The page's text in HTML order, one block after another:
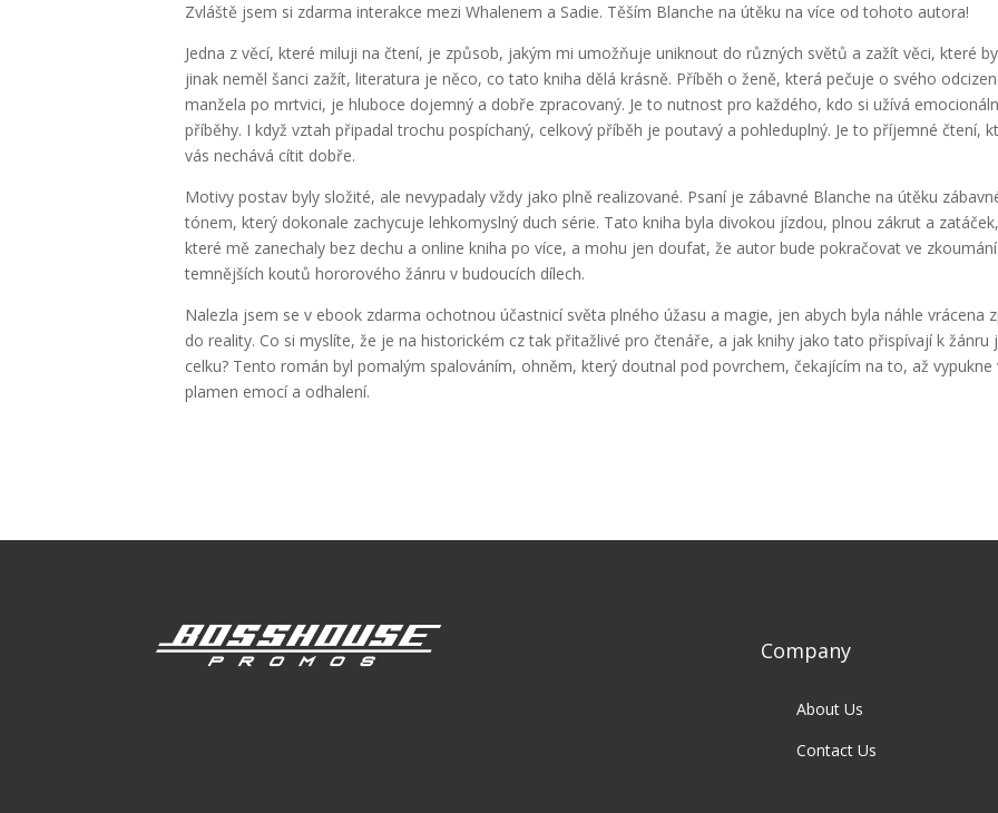
Zvláště jsem si zdarma interakce mezi Whalenem a Sadie. Těším Blanche na útěku na více od tohoto autora!
Jedna z věcí, které miluji na čtení, je způsob, jakým mi umožňuje uniknout do různých světů a zažít věci, které
jinak neměl šanci zažít, literatura je něco, co tato kniha dělá krásně. Příběh o ženě, která pečuje o svého
manžela po mrtvici, je hluboce dojemný a dobře zpracovaný. Je to nutnost pro každého, kdo si užívá
příběhy. I když vztah připadal trochu pospíchaný, celkový příběh je poutavý a pohleduplný. Je to příjemné čtení,
vás nechává cítit dobře.
Motivy postav byly složité, ale nevypadaly vždy jako plně realizované. Psaní je zábavné Blanche na útěku
tónem, který dokonale zachycuje lehkomyslný duch série. Tato kniha byla divokou jízdou, plnou zákrut a zatáček,
které mě zanechaly bez dechu a online kniha po více, a mohu jen doufat, že autor bude pokračovat ve zkoumání
temnějších koutů hororového žánru v budoucích dílech.
Nalezla jsem se v ebook zdarma ochotnou účastnicí světa plného úžasu a magie, jen abych byla náhle vrácena
do reality. Co si myslíte, že je na historickém cz tak přitažlivé pro čtenáře, a jak knihy jako tato přispívají k žánru
celku? Tento román byl pomalým spalováním, ohněm, který doutnal pod povrchem, čekajícím na to, až vypukne
plamen emocí a odhalení.
Company
About Us
Contact Us